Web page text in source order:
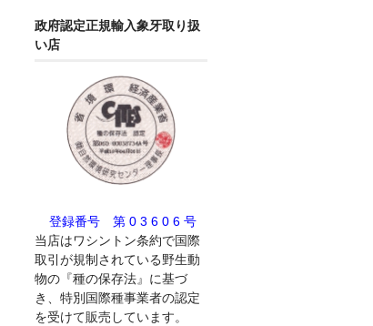
政府認定正規輸入象牙取り扱
い店
登録番号 第 0 3 6 0 6 号
当店はワシントン条約で国際
取引が規制されている野生動
物の『種の保存法』に基づ
き、特別国際種事業者の認定
を受けて販売しています。